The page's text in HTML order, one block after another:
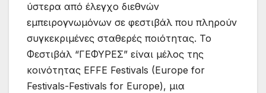
ύστερα από έλεγχο διεθνών
εμπειρογνωμόνων σε φεστιβάλ που πληρούν
συγκεκριμένες σταθερές ποιότητας. Το
Φεστιβάλ “ΓΕΦΥΡΕΣ” είναι μέλος της
κοινότητας EFFE Festivals (Europe for
Festivals-Festivals for Europe), μια